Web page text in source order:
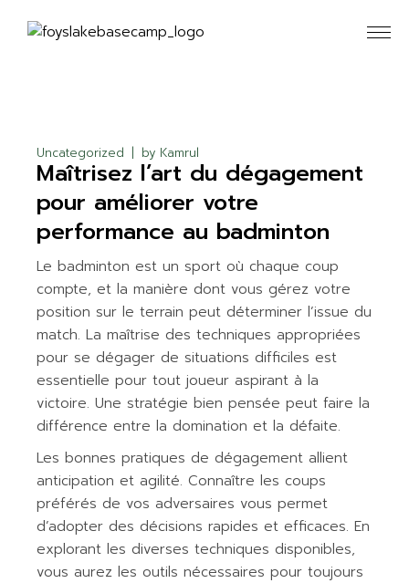
Uncategorized by Kamrul
Maîtrisez l’art du dégagement
pour améliorer votre
performance au badminton
Le badminton est un sport où chaque coup
compte, et la manière dont vous gérez votre
position sur le terrain peut déterminer l’issue du
match. La maîtrise des techniques appropriées
pour se dégager de situations difficiles est
essentielle pour tout joueur aspirant à la
victoire. Une stratégie bien pensée peut faire la
différence entre la domination et la défaite.
Les bonnes pratiques de dégagement allient
anticipation et agilité. Connaître les coups
préférés de vos adversaires vous permet
d’adopter des décisions rapides et efficaces. En
explorant les diverses techniques disponibles,
vous aurez les outils nécessaires pour toujours